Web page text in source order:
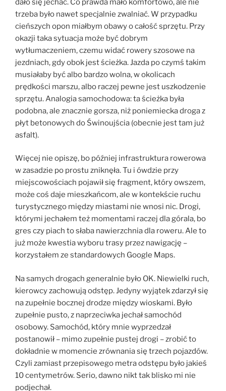
dało się jechać. Co prawda mało komfortowo, ale nie
trzeba było nawet specjalnie zwalniać. W przypadku
cieńszych opon miałbym obawy o całość sprzętu. Przy
okazji taka sytuacja może być dobrym
wytłumaczeniem, czemu widać rowery szosowe na
jezdniach, gdy obok jest ścieżka. Jazda po czymś takim
musiałaby być albo bardzo wolna, w okolicach
prędkości marszu, albo raczej pewne jest uszkodzenie
sprzętu. Analogia samochodowa: ta ścieżka była
podobna, ale znacznie gorsza, niż poniemiecka droga z
płyt betonowych do Świnoujścia (obecnie jest tam już
asfalt).
Więcej nie opiszę, bo później infrastruktura rowerowa
w zasadzie po prostu zniknęła. Tu i ówdzie przy
miejscowościach pojawił się fragment, który owszem,
może coś daje mieszkańcom, ale w kontekście ruchu
turystycznego między miastami nie wnosi nic. Drogi,
którymi jechałem też momentami raczej dla górala, bo
gres czy piach to słaba nawierzchnia dla roweru. Ale to
już może kwestia wyboru trasy przez nawigację –
korzystałem ze standardowych Google Maps.
Na samych drogach generalnie było OK. Niewielki ruch,
kierowcy zachowują odstęp. Jedyny wyjątek zdarzył się
na zupełnie bocznej drodze między wioskami. Było
zupełnie pusto, z naprzeciwka jechał samochód
osobowy. Samochód, który mnie wyprzedzał
postanowił – mimo zupełnie pustej drogi – zrobić to
dokładnie w momencie zrównania się trzech pojazdów.
Czyli zamiast przepisowego metra odstępu było jakieś
10 centymetrów. Serio, dawno nikt tak blisko mi nie
podjechał.